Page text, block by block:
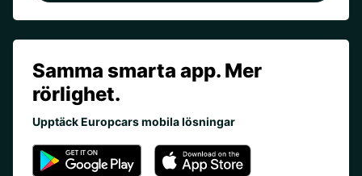
Samma smarta app. Mer
rörlighet.
Upptäck Europcars mobila lösningar